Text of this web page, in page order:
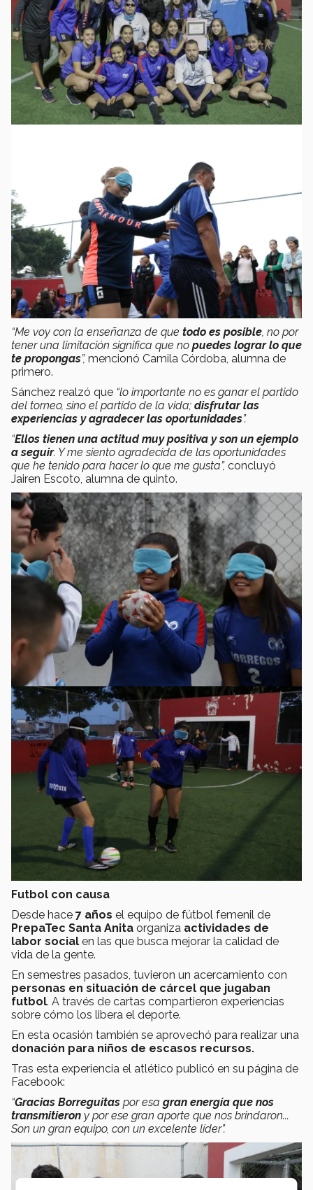
“Me voy con la enseñanza de que todo es posible, no por
tener una limitación significa que no puedes lograr lo que
te propongas”, mencionó Camila Córdoba, alumna de
primero.
Sánchez realzó que “lo importante no es ganar el partido
del torneo, sino el partido de la vida; disfrutar las
experiencias y agradecer las oportunidades”.
“Ellos tienen una actitud muy positiva y son un ejemplo
a seguir. Y me siento agradecida de las oportunidades
que he tenido para hacer lo que me gusta”, concluyó
Jairen Escoto, alumna de quinto.
Futbol con causa
Desde hace 7 años el equipo de fútbol femenil de
PrepaTec Santa Anita organiza actividades de
labor social en las que busca mejorar la calidad de
vida de la gente.
En semestres pasados, tuvieron un acercamiento con
personas en situación de cárcel que jugaban
futbol. A través de cartas compartieron experiencias
sobre cómo los libera el deporte.
En esta ocasión también se aprovechó para realizar una
donación para niños de escasos recursos.
Tras esta experiencia el atlético publicó en su página de
Facebook:
“Gracias Borreguitas por esa gran energía que nos
transmitieron y por ese gran aporte que nos brindaron...
Son un gran equipo, con un excelente líder”.